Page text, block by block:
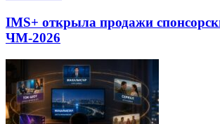
IMS+ открыла продажи
ЧМ-2026